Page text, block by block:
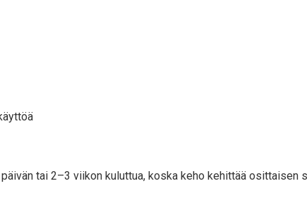
tai 2–3 viikon kuluttua, koska keho kehittää osittaisen